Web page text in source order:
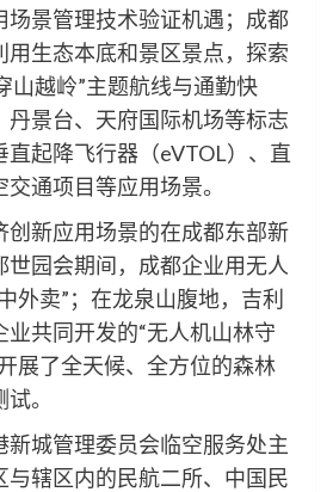
场景管理技术验证机遇；成都
用生态本底和景区景点，探索
山越岭”主题航线与通勤快
丹景台、天府国际机场等标志
直起降飞行器（eVTOL）、直
通项目等应用场景。
创新应用场景的在成都东部新
世园会期间，成都企业用无人
外卖”；在龙泉山腹地，吉利
业共同开发的“无人机山林守
展了全天候、全方位的森林
。
新城管理委员会临空服务处主
与辖区内的民航二所、中国民